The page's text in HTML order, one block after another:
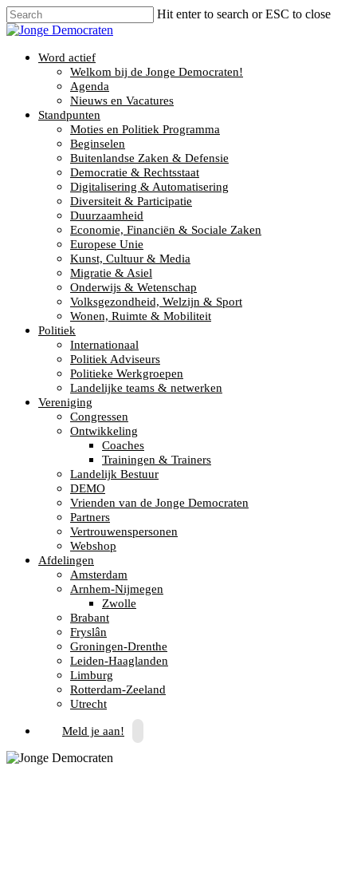
Hit enter to search or ESC to close
Word actief
Welkom bij de Jonge Democraten!
Agenda
Nieuws en Vacatures
Standpunten
Moties en Politiek Programma
Beginselen
Buitenlandse Zaken & Defensie
Democratie & Rechtsstaat
Digitalisering & Automatisering
Diversiteit & Participatie
Duurzaamheid
Economie, Financiën & Sociale Zaken
Europese Unie
Kunst, Cultuur & Media
Migratie & Asiel
Onderwijs & Wetenschap
Volksgezondheid, Welzijn & Sport
Wonen, Ruimte & Mobiliteit
Politiek
Internationaal
Politiek Adviseurs
Politieke Werkgroepen
Landelijke teams & netwerken
Vereniging
Congressen
Ontwikkeling
Coaches
Trainingen & Trainers
Landelijk Bestuur
DEMO
Vrienden van de Jonge Democraten
Partners
Vertrouwenspersonen
Webshop
Afdelingen
Amsterdam
Arnhem-Nijmegen
Zwolle
Brabant
Fryslân
Groningen-Drenthe
Leiden-Haaglanden
Limburg
Rotterdam-Zeeland
Utrecht
Meld je aan!